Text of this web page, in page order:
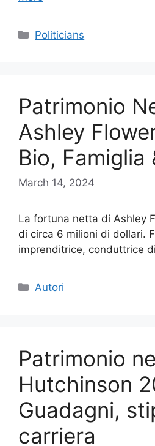
Categories
Politicians
Patrimonio
Ashley
Bio, Famiglia
March 14, 2024
La fortuna netta di Ashley
di circa 6 milioni di dollari.
imprenditrice, conduttrice
Categories
Autori
Patrimonio
Hutchinson
Guadagni,
carriera